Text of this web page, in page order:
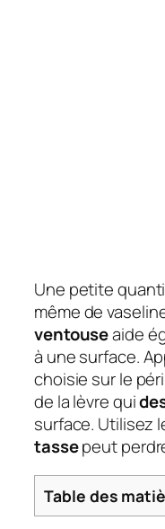
Une petite
même de
ventouseaide
à une surface.
choisie sur le
de la lèvre qui
surface. Utilisez
tassepeut
Table des